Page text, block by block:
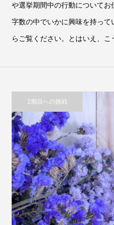
や選挙期間中の行動について
字数の中でいかに興味を持っ
らご覧ください。とはいえ、
2期目への挑戦